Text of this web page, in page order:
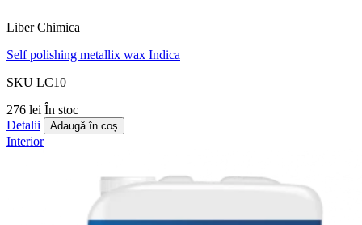
Liber Chimica
Self polishing metallix wax Indica
SKU LC10
276 lei În stoc
Detalii
Adaugă în coș
Interior